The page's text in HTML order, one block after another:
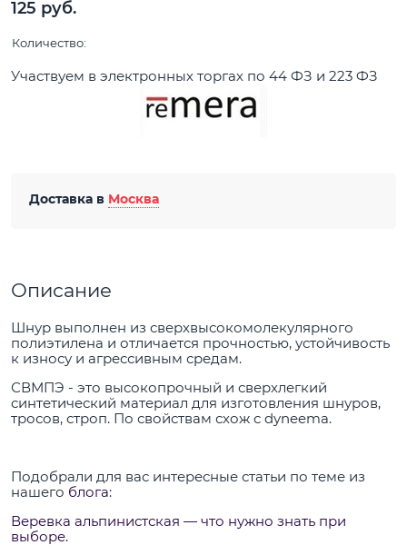
125 руб.
Количество:
Участвуем в электронных торгах по 44 ФЗ и 223 ФЗ
Доставка в Москва
Описание
Шнур выполнен из сверхвысокомолекулярного
полиэтилена и отличается прочностью, устойчивость
к износу и агрессивным средам.
СВМПЭ - это высокопрочный и сверхлегкий
синтетический материал для изготовления шнуров,
тросов, строп. По свойствам схож с dyneema.
Подобрали для вас интересные статьи по теме из
нашего блога:
Веревка альпинистская — что нужно знать при
выборе.